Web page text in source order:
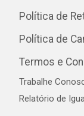
Política de
Política de
Termos e
Trabalhe
Relatório de